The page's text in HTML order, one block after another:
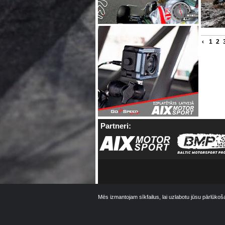
‹ 1 2
Partneri:
Mēs izmantojam sīkfailus, lai uzlabotu jūsu